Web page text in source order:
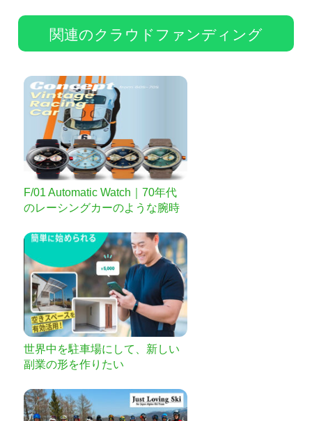
関連のクラウドファンディング
F/01 Automatic Watch｜70年代
のレーシングカーのような腕時
世界中を駐車場にして、新しい
副業の形を作りたい